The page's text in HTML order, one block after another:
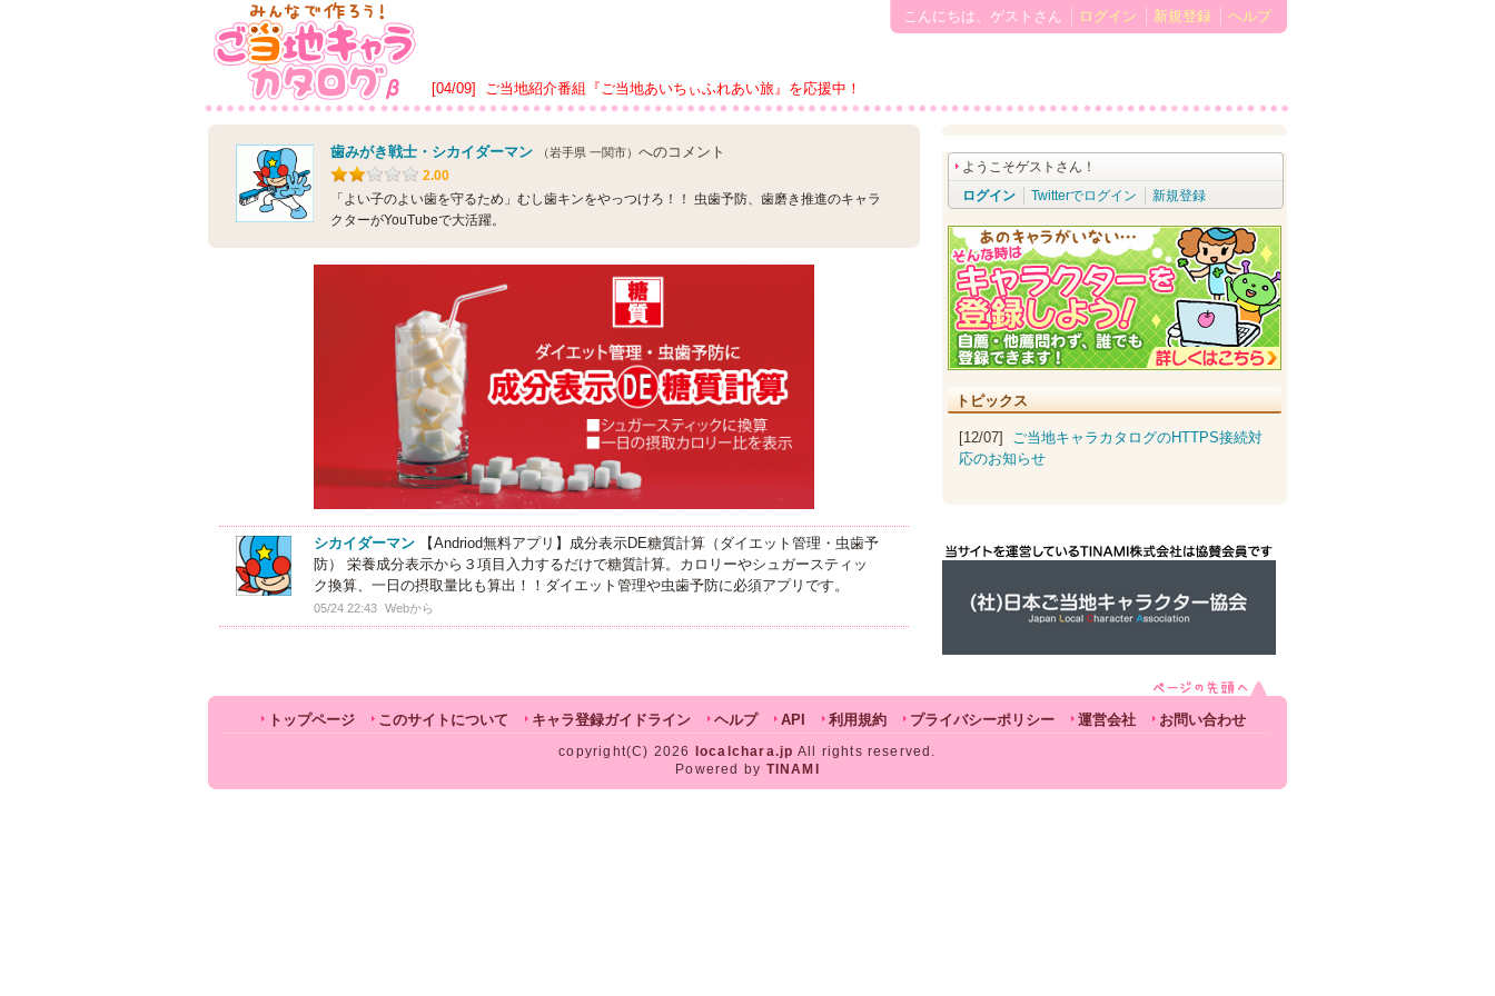
[04/09] ご当地紹介番組『ご当地あいちぃふれあい旅』を応援中！
こんにちは、ゲストさん ログイン 新規登録 ヘルプ
歯みがき戦士・シカイダーマン （岩手県 一関市） へのコメント
2.00
「よい子のよい歯を守るため」むし歯キンをやっつけろ！！ 虫歯予防、歯磨き推進のキャラ
クターがYouTubeで大活躍。
シカイダーマン 【Andriod無料アプリ】成分表示DE糖質計算（ダイエット管理・虫歯予
防） 栄養成分表示から３項目入力するだけで糖質計算。カロリーやシュガースティッ
ク換算、一日の摂取量比も算出！！ダイエット管理や虫歯予防に必須アプリです。
05/24 22:43 Webから
ようこそゲストさん！
ログイン
Twitterでログイン 新規登録
トピックス
[12/07] ご当地キャラカタログのHTTPS接続対
応のお知らせ
トップページ このサイトについて キャラ登録ガイドライン ヘルプ API 利用規約 プライバシーポリシー 運営会社 お問い合わせ
copyright(C) 2026 localchara.jp All rights reserved.
Powered by TINAMI